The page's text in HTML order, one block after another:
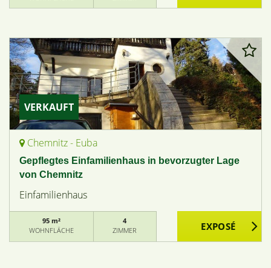
VERKAUFT
Chemnitz - Euba
Gepflegtes Einfamilienhaus in bevorzugter Lage
von Chemnitz
Einfamilienhaus
95 m²
WOHNFLÄCHE
4
ZIMMER